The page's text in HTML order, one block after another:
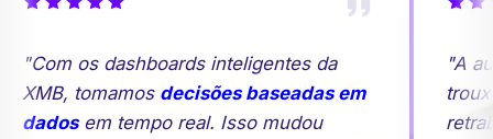
"Com os dashboards inteligentes da
XMB, tomamosdecisões baseadas em
dadosem tempo real. Isso mudou
"A